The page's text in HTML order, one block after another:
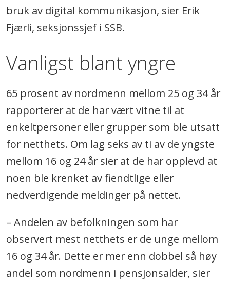
bruk av digital kommunikasjon, sier Erik
Fjærli, seksjonssjef i SSB.
Vanligst blant yngre
65 prosent av nordmenn mellom 25 og 34 år
rapporterer at de har vært vitne til at
enkeltpersoner eller grupper som ble utsatt
for netthets. Om lag seks av ti av de yngste
mellom 16 og 24 år sier at de har opplevd at
noen ble krenket av fiendtlige eller
nedverdigende meldinger på nettet.
– Andelen av befolkningen som har
observert mest netthets er de unge mellom
16 og 34 år. Dette er mer enn dobbel så høy
andel som nordmenn i pensjonsalder, sier